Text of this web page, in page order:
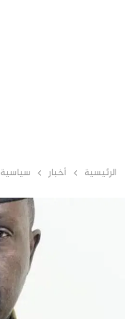
الرئيسية أخبار سياسية